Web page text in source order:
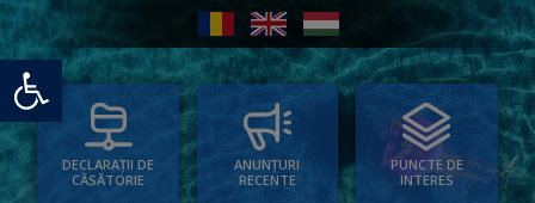
Deschide bara de unelte
DECLARAȚII DE
CĂSĂTORIE
ANUNȚURI
RECENTE
PUNCTE DE
INTERES